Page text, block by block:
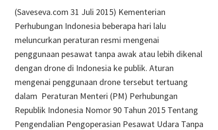
(Saveseva.com 31 Juli 2015) Kementerian
Perhubungan Indonesia beberapa hari lalu
meluncurkan peraturan resmi mengenai
penggunaan pesawat tanpa awak atau lebih dikenal
dengan drone di Indonesia ke publik. Aturan
mengenai penggunaan drone tersebut tertuang
dalam Peraturan Menteri (PM) Perhubungan
Republik Indonesia Nomor 90 Tahun 2015 Tentang
Pengendalian Pengoperasian Pesawat Udara Tanpa